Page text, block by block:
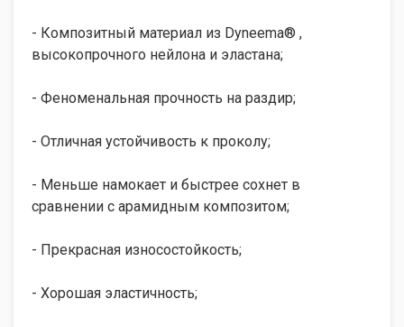
- Композитный материал из Dyneema® ,
высокопрочного нейлона и эластана;
- Феноменальная прочность на раздир;
- Отличная устойчивость к проколу;
- Меньше намокает и быстрее сохнет в
сравнении с арамидным композитом;
- Прекрасная износостойкость;
- Хорошая эластичность;